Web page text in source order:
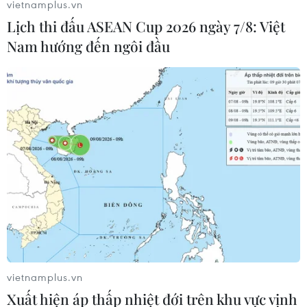
Các chính đảng Italy tiếp tục bất đồng về
luật bầu cử mới
08/06/2017 14:17
Các chính đảng của Italy tiếp tục không đạt thỏa thuận
về luật bầu cử mới trong bối cảnh các đảng cáo buộc
lẫn nhau là nguyên nhân gây bất đồng.
vietnamplus.vn
Lịch thi đấu ASEAN Cup 2026 ngày 7/8: Việt
Nam hướng đến ngôi đầu
vietnamplus.vn
Xuất hiện áp thấp nhiệt đới trên khu vực vịnh